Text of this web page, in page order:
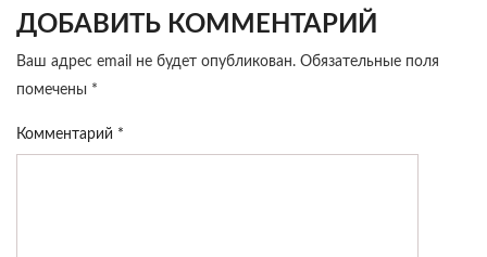
ДОБАВИТЬ КОММЕНТАРИЙ
Ваш адрес email не будет опубликован. Обязательные поля
помечены *
Комментарий *